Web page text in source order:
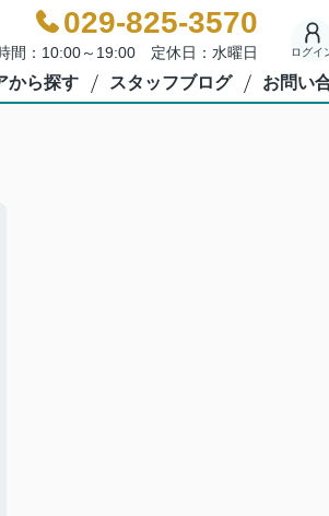
029-825-3570
間：10:00～19:00 定休日：水曜日 ログイ
から探す スタッフブログ お問い